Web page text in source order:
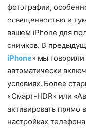
фотографии,
освещенностью и
вашем iPhone для
снимков. В
iPhone» мы
автоматически
условиях. Более
«Смарт-HDR» или
активировать прямо
настройках телефона.